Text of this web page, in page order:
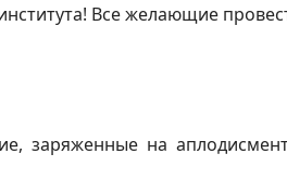
Все желающие
на